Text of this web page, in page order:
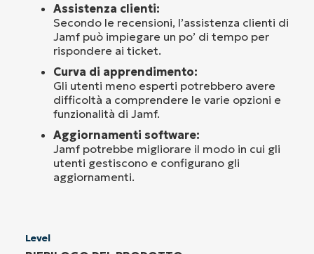
Assistenza clienti:
Secondo le recensioni, l’assistenza clienti di
Jamf può impiegare un po’ di tempo per
rispondere ai ticket.
Curva di apprendimento:
Gli utenti meno esperti potrebbero avere
difficoltà a comprendere le varie opzioni e
funzionalità di Jamf.
Aggiornamenti software:
Jamf potrebbe migliorare il modo in cui gli
utenti gestiscono e configurano gli
aggiornamenti.
Level